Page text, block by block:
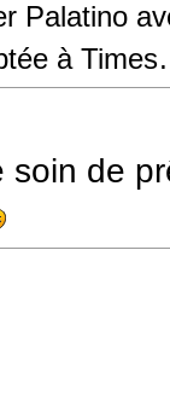
Palatino
à
soin de